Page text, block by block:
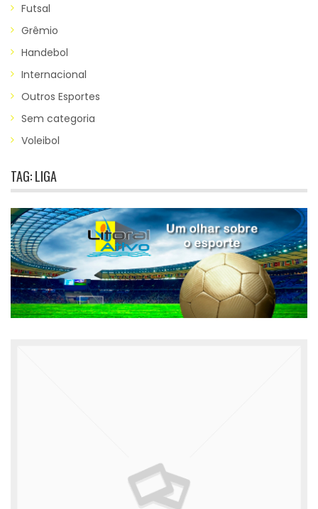
Futsal
Grêmio
Handebol
Internacional
Outros Esportes
Sem categoria
Voleibol
TAG:LIGA